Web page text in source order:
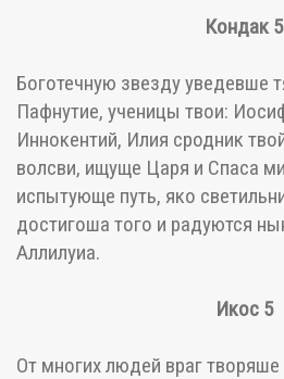
Кондак 5
Боготечную звезду уведевше
Пафнутие, ученицы твои:
Иннокентий, Илия сродник
волсви, ищуще Царя и Спаса
испытующе путь, яко
достигоша того и радуются
Аллилуиа.
Икос 5
От многих людей враг творяше